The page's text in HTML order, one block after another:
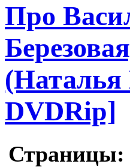
Про
(Наталья
DVDRip]
Страницы: